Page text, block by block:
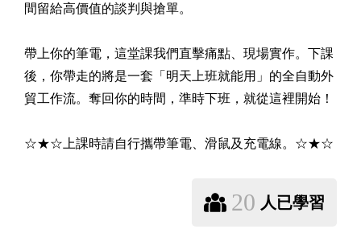
間留給高價值的談判與搶單。
帶上你的筆電，這堂課我們直擊痛點、現場實作。下課
後，你帶走的將是一套「明天上班就能用」的全自動外
貿工作流。奪回你的時間，準時下班，就從這裡開始！
☆★☆上課時請自行攜帶筆電、滑鼠及充電線。☆★☆
20 人已學習